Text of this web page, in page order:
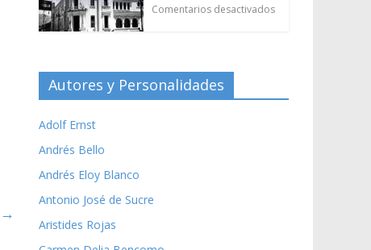
→
Comentarios desactivados
Autores y Personalidades
Adolf Ernst
Andrés Bello
Andrés Eloy Blanco
Antonio José de Sucre
Aristides Rojas